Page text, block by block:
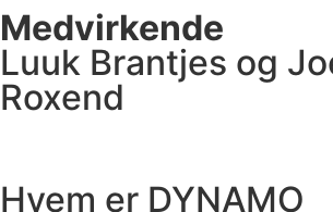
Medvirkende
Luuk Brantjes og
Roxend
Hvem er DYNAMO